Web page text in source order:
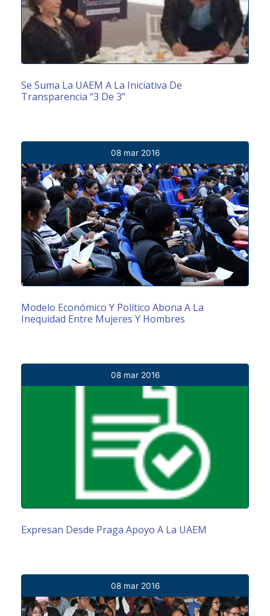
Se Suma La UAEM A La Iniciativa De
Transparencia “3 De 3”
08 mar 2016
Modelo Económico Y Político Abona A La
Inequidad Entre Mujeres Y Hombres
08 mar 2016
Expresan Desde Praga Apoyo A La UAEM
08 mar 2016